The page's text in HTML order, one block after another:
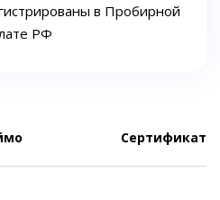
в Пробирной
РФ
Сертификат